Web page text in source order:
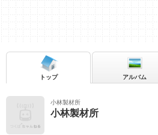
小林製材所
小林製材所
トップ アルバム